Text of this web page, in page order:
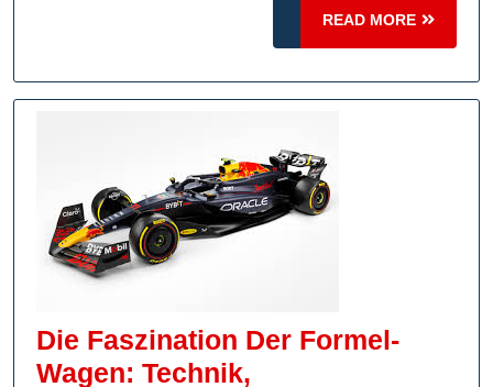
Und
READ MORE
READ
MORE
Die Faszination Der Formel-
Wagen: Technik,